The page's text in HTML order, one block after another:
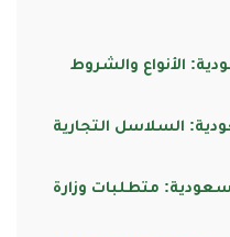
الأنواع والشروط
السلاسل التجارية
متطلبات وزارة